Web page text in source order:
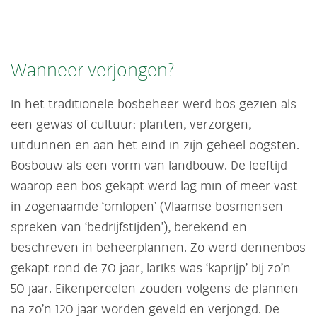
Wanneer verjongen?
In het traditionele bosbeheer werd bos gezien als
een gewas of cultuur: planten, verzorgen,
uitdunnen en aan het eind in zijn geheel oogsten.
Bosbouw als een vorm van landbouw. De leeftijd
waarop een bos gekapt werd lag min of meer vast
in zogenaamde ‘omlopen’ (Vlaamse bosmensen
spreken van ‘bedrijfstijden’), berekend en
beschreven in beheerplannen. Zo werd dennenbos
gekapt rond de 70 jaar, lariks was ‘kaprijp’ bij zo’n
50 jaar. Eikenpercelen zouden volgens de plannen
na zo’n 120 jaar worden geveld en verjongd. De